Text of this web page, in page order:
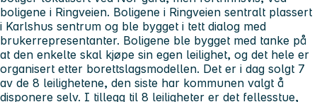
boligene i Ringveien. Boligene i Ringveien sentralt plassert
i Karlshus sentrum og ble bygget i tett dialog med
brukerrepresentanter. Boligene ble bygget med tanke på
at den enkelte skal kjøpe sin egen leilighet, og det hele er
organisert etter borettslagsmodellen. Det er i dag solgt 7
av de 8 leilighetene, den siste har kommunen valgt å
disponere selv. I tillegg til 8 leiligheter er det fellesstue,